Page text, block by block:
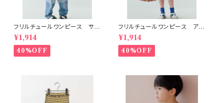
フリルチュールワンピース サッ
クス
¥1,914
40%OFF
フリルチュールワンピース アイ
ボリー
¥1,914
40%OFF